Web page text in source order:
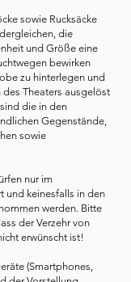
sowie Rucksäcke
die
und Größe eine
bewirken
zu hinterlegen und
des Theaters ausgelöst
die in den
Gegenstände,
sowie
nur im
und keinesfalls in den
werden. Bitte
der Verzehr von
erwünscht ist!
(Smartphones,